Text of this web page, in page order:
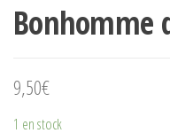
Bonhomme
9,50€
1 en stock